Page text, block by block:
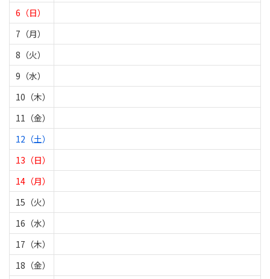
6（日）
7（月）
8（火）
9（水）
10（木）
11（金）
12（土）
13（日）
14（月）
15（火）
16（水）
17（木）
18（金）